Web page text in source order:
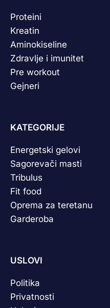
Proteini
Kreatin
Aminokiseline
Zdravlje i imunitet
Pre workout
Gejneri
KATEGORIJE
Energetski gelovi
Sagorevači masti
Tribulus
Fit food
Oprema za teretanu
Garderoba
USLOVI
Politika
Privatnosti